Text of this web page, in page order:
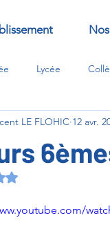
Lycée
options/
LE FLOHIC 12 avr.
NaN étoiles sur 5.